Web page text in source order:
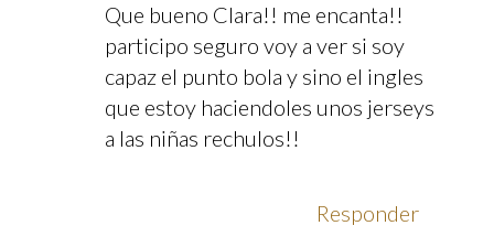
Que bueno Clara!! me encanta!!
participo seguro voy a ver si soy
capaz el punto bola y sino el ingles
que estoy haciendoles unos jerseys
a las niñas rechulos!!
Responder